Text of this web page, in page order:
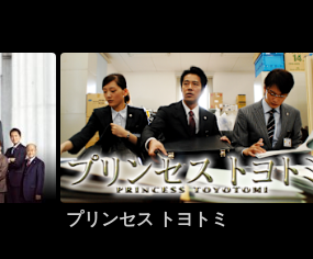
プリンセス トヨトミ